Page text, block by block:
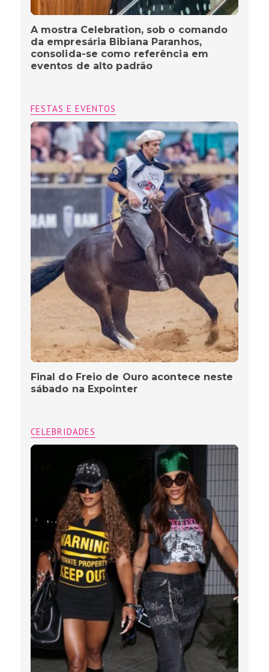
A mostra Celebration, sob o comando
da empresária Bibiana Paranhos,
consolida-se como referência em
eventos de alto padrão
FESTAS E EVENTOS
Final do Freio de Ouro acontece neste
sábado na Expointer
CELEBRIDADES